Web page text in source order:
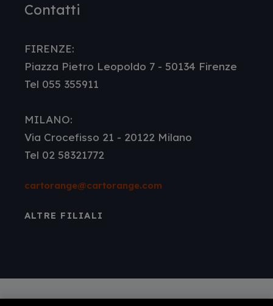
Contatti
FIRENZE:
Piazza Pietro Leopoldo 7 - 50134 Firenze
Tel 055 355911
MILANO:
Via Crocefisso 21 - 20122 Milano
Tel 02 58321772
cartorange@cartorange.com
ALTRE FILIALI